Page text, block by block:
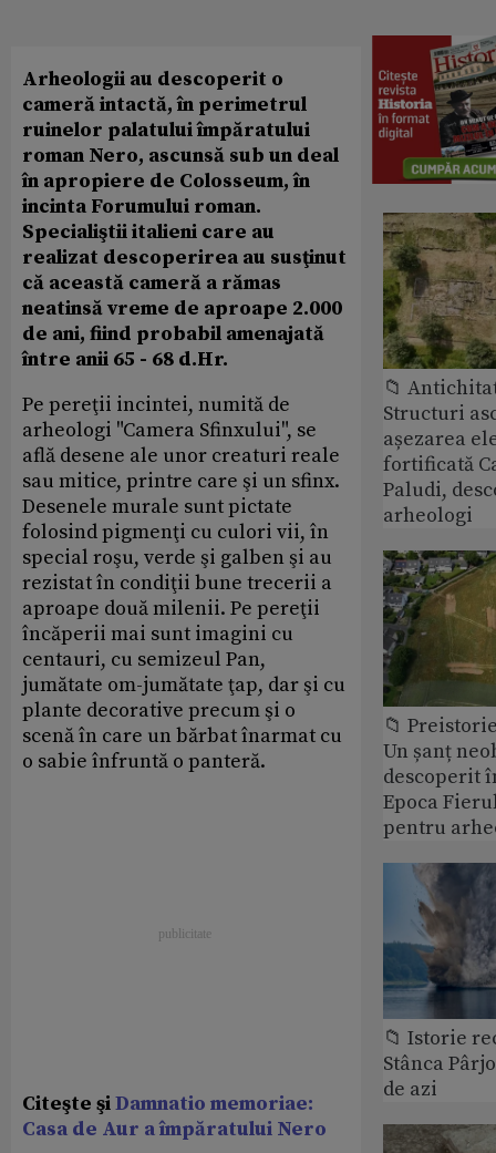
Arheologii au descoperit o
cameră intactă, în perimetrul
ruinelor palatului împăratului
roman Nero, ascunsă sub un deal
în apropiere de Colosseum, în
incinta Forumului roman.
Specialiştii italieni care au
realizat descoperirea au susţinut
că această cameră a rămas
neatinsă vreme de aproape 2.000
de ani, fiind probabil amenajată
între anii 65 - 68 d.Hr.
Pe pereţii incintei, numită de
arheologi "Camera Sfinxului", se
află desene ale unor creaturi reale
sau mitice, printre care şi un sfinx.
Desenele murale sunt pictate
folosind pigmenţi cu culori vii, în
special roşu, verde şi galben şi au
rezistat în condiţii bune trecerii a
aproape două milenii. Pe pereţii
încăperii mai sunt imagini cu
centauri, cu semizeul Pan,
jumătate om-jumătate ţap, dar şi cu
plante decorative precum şi o
scenă în care un bărbat înarmat cu
o sabie înfruntă o panteră.
Citeşte şiDamnatio memoriae:
Casa de Aur a împăratului Nero
📁
Structuri
așezarea
fortificată
Paludi,
arheologi
📁
Un șanț
descoperit
Epoca
pentru
📁 Istorie
Stânca
de azi